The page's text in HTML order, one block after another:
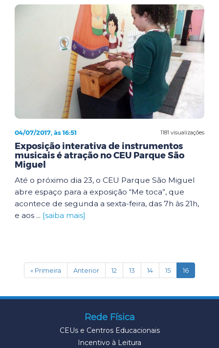
1181 visualizações
04/07/2017, às 16:51
Exposição interativa de instrumentos
musicais é atração no CEU Parque São
Miguel
Até o próximo dia 23, o CEU Parque São Miguel
abre espaço para a exposição “Me toca”, que
acontece de segunda a sexta-feira, das 7h às 21h,
e aos ... [saiba mais]
« Primeira Anterior 12 13 14 15 16(current)
Rede Física
CEUs e Centros Educacionais
Incentivo à Leitura